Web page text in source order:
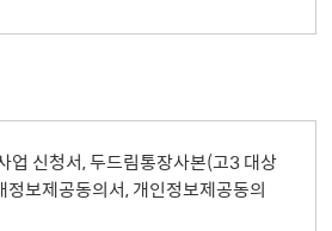
업 신청서, 두드림통장사본(고3 대상
정보제공동의서, 개인정보제공동의